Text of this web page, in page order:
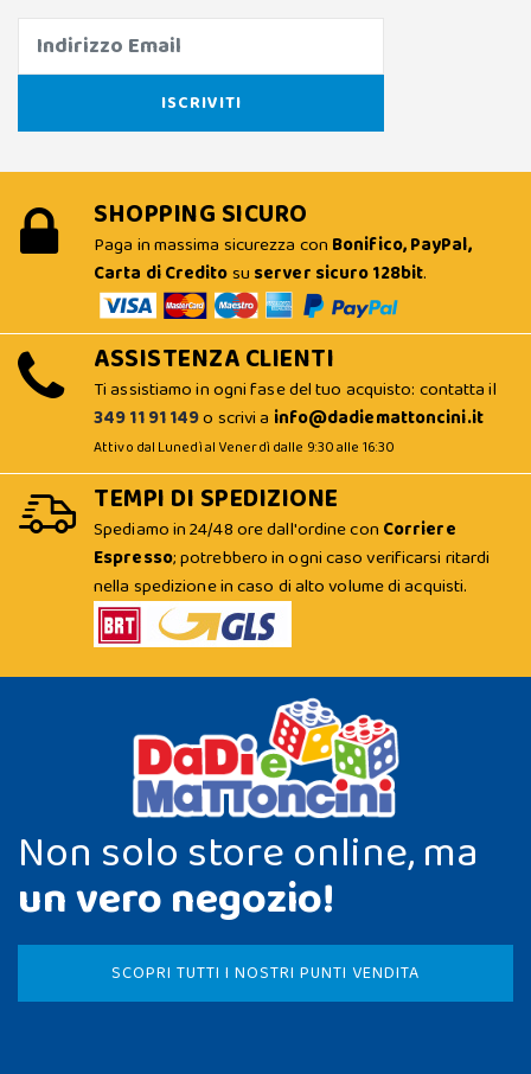
SHOPPING SICURO
Paga in massima sicurezza con Bonifico, PayPal,
Carta di Creditosu server sicuro 128bit.
ASSISTENZA CLIENTI
Ti assistiamo in ogni fase del tuo acquisto: contatta il
349 11 91 149o scrivi a info@dadiemattoncini.it
Attivo dal Lunedì al Venerdì dalle 9:30 alle 16:30
TEMPI DI SPEDIZIONE
Spediamo in 24/48 ore dall'ordine con Corriere
Espresso; potrebbero in ogni caso verificarsi ritardi
nella spedizione in caso di alto volume di acquisti.
Non solo store online, ma
un vero negozio!
SCOPRI TUTTI I NOSTRI PUNTI VENDITA